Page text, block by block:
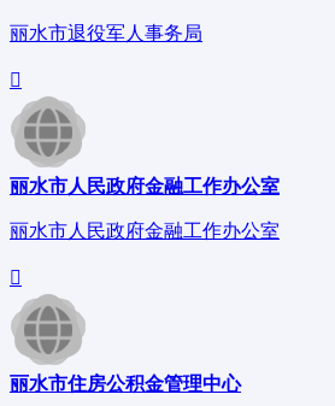
丽水市退役军人事务局
丽水市人民政府金融工作办公室
丽水市人民政府金融工作办公室
丽水市住房公积金管理中心